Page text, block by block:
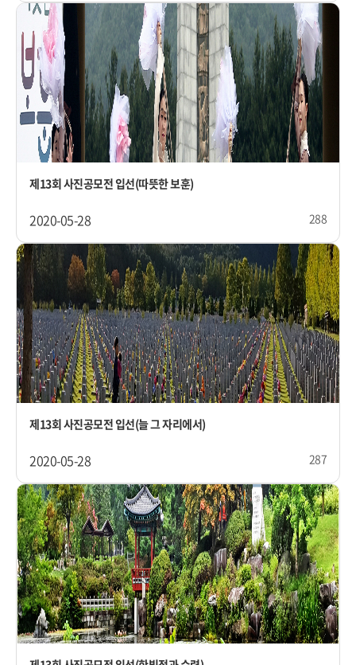
제13회 사진공모전 입선(따뜻한 보훈)
2020-05-28 288
제13회 사진공모전 입선(늘 그 자리에서)
2020-05-28 287